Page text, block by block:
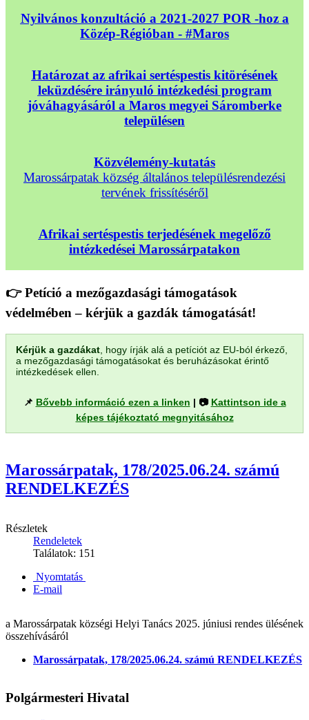
Nyilvános konzultáció a 2021-2027 POR -hoz a
Közép-Régióban - #Maros
Határozat az afrikai sertéspestis kitörésének
leküzdésére irányuló intézkedési program
jóváhagyásáról a Maros megyei Sáromberke
településen
Közvélemény-kutatás
Marossárpatak község általános településrendezési
tervének frissítéséről
Afrikai sertéspestis terjedésének megelőző
intézkedései Marossárpatakon
👉 Petíció a mezőgazdasági támogatások
védelmében – kérjük a gazdák támogatását!
Kérjük a gazdákat , hogy írják alá a petíciót az EU-ból érkező,
a mezőgazdasági támogatásokat és beruházásokat érintő
intézkedések ellen.
📌 Bővebb információ ezen a linken | 📷 Kattintson ide a
képes tájékoztató megnyitásához
Marossárpatak, 178/2025.06.24. számú
RENDELKEZÉS
Részletek
Rendeletek
Találatok: 151
Nyomtatás
E-mail
a Marossárpatak községi Helyi Tanács 2025. júniusi rendes ülésének
összehívásáról
Marossárpatak, 178/2025.06.24. számú RENDELKEZÉS
Polgármesteri Hivatal